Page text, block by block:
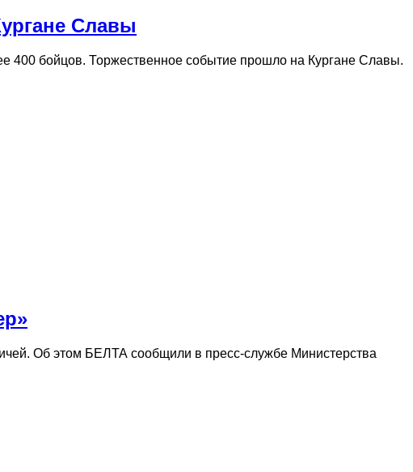
Славы
400 бойцов. Торжественное событие прошло на Кургане Славы.
Об этом БЕЛТА сообщили в пресс-службе Министерства